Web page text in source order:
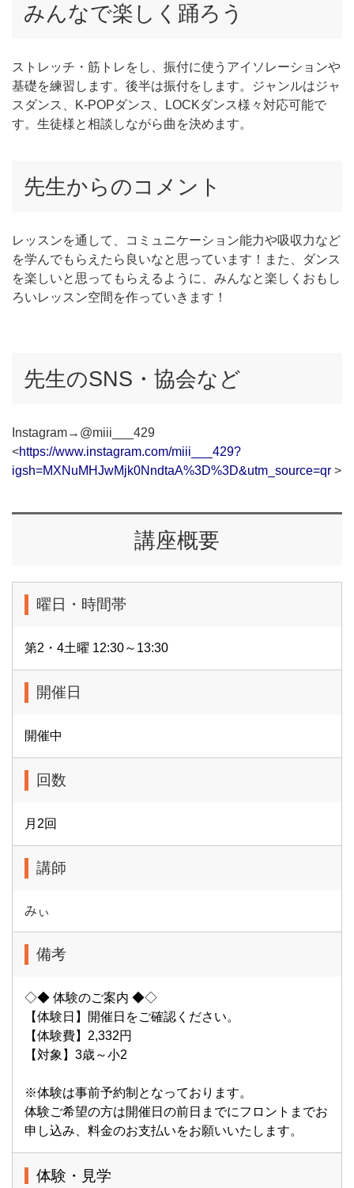
みんなで楽しく踊ろう
ストレッチ・筋トレをし、振付に使うアイソレーションや
基礎を練習します。後半は振付をします。ジャンルはジャ
スダンス、K-POPダンス、LOCKダンス様々対応可能で
す。生徒様と相談しながら曲を決めます。
先生からのコメント
レッスンを通して、コミュニケーション能力や吸収力など
を学んでもらえたら良いなと思っています！また、ダンス
を楽しいと思ってもらえるように、みんなと楽しくおもし
ろいレッスン空間を作っていきます！
先生のSNS・協会など
Instagram→@miii___429
<https://www.instagram.com/miii___429?
igsh=MXNuMHJwMjk0NndtaA%3D%3D&utm_source=qr >
講座概要
曜日・時間帯
第2・4土曜 12:30～13:30
開催日
開催中
回数
月2回
講師
みぃ
備考
◇◆ 体験のご案内 ◆◇
【体験日】開催日をご確認ください。
【体験費】2,332円
【対象】3歳～小2
※体験は事前予約制となっております。
体験ご希望の方は開催日の前日までにフロントまでお
申し込み、料金のお支払いをお願いいたします。
体験・見学